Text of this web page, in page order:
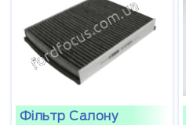
Фільтр Салону